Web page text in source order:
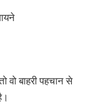
बाहरी पहचान से